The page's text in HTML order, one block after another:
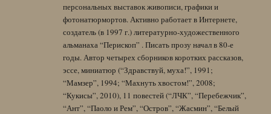
персональных выставок живописи, графики и
фотонатюрмортов. Активно работает в Интернете,
создатель (в 1997 г.) литературно-художественного
альманаха “Перископ” . Писать прозу начал в 80-е
годы. Автор четырех сборников коротких рассказов,
эссе, миниатюр (“Здравствуй, муха!”, 1991;
“Мамзер”, 1994; “Махнуть хвостом!”, 2008;
“Кукисы”, 2010), 11 повестей (“ЛЧК”, “Перебежчик”,
“Ант”, “Паоло и Рем”, “Остров”, “Жасмин”, “Белый